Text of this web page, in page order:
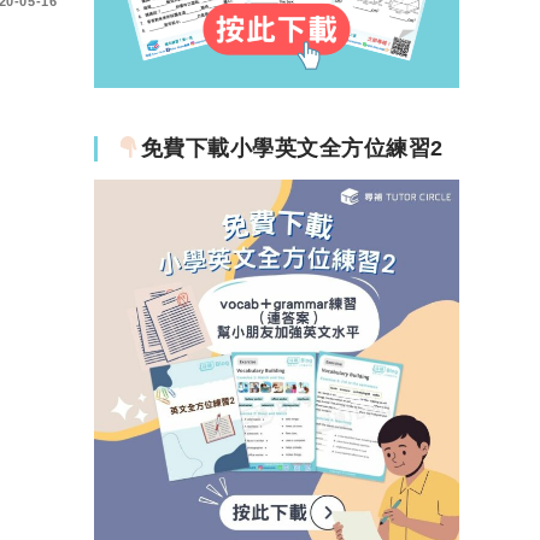
免費下載小學英文全方位練習2